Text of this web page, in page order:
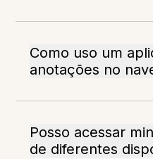
Como uso um
anotações no
Posso acessar
de diferentes